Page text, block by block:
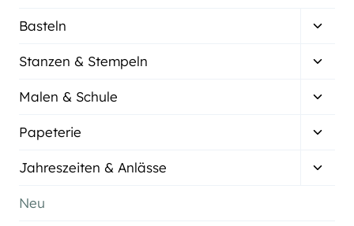
Basteln
Stanzen & Stempeln
Malen & Schule
Papeterie
Jahreszeiten & Anlässe
Neu